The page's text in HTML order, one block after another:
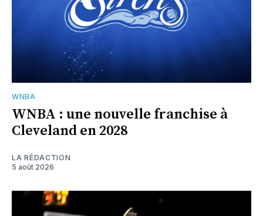
WNBA
WNBA : une nouvelle franchise à
Cleveland en 2028
LA RÉDACTION
5 août 2026